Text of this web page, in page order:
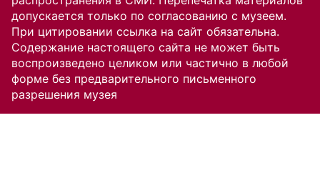
допускается только по согласованию с музеем.
При цитировании ссылка на сайт обязательна.
Содержание настоящего сайта не может быть
воспроизведено целиком или частично в любой
форме без предварительного письменного
разрешения музея